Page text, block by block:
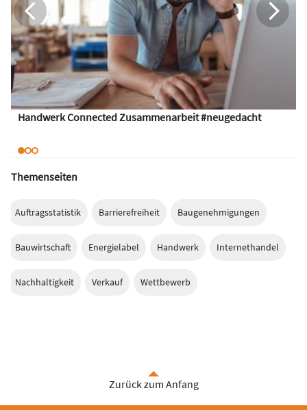
Handwerk Connected Zusammenarbeit #neugedacht
Themenseiten
Auftragsstatistik Barrierefreiheit Baugenehmigungen
Bauwirtschaft Energielabel Handwerk Internethandel
Nachhaltigkeit Verkauf Wettbewerb
Zurück zum Anfang